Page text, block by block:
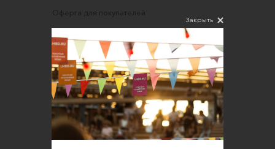
Оферта для покупателей
Согласие на обработку персональных данных
Закрыть